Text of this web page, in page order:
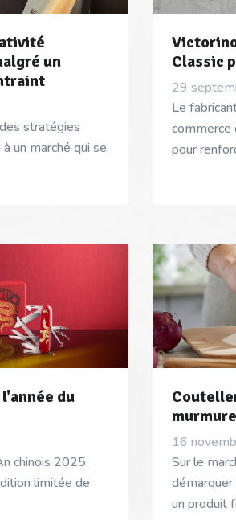
un
stratégies
un marché qui se
Classic
29
Le
commerce
pour
du
chinois 2025,
limitée de
16
Sur le
un produit